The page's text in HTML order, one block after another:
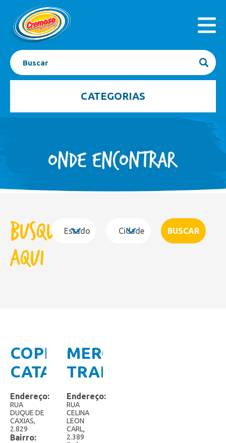
CATEGORIAS
Bombom Gelado
Caixas
Cones
Copão Família
Copos de Sobremesa
Linha Zero Lactose
Linha Zero
Paletas Mexicanas
Picolés
Cremosy
INICIAL
PRODUTOS
A EMPRESA
SEJA FRANQUEADO
CONTATO
Busque
aqui
COPÉRDIA
CATANDUVAS
Endereço:
RUA
DUQUE DE
CAXIAS,
2.829
Bairro:
MERCADO
TRADICIONAL
Endereço:
RUA
CELINA
LEON
CARL,
2.389